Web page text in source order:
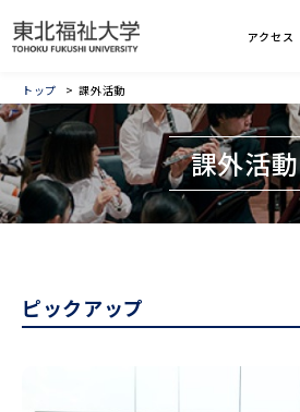
トップ 課外活動
課外活動
ピックアップ